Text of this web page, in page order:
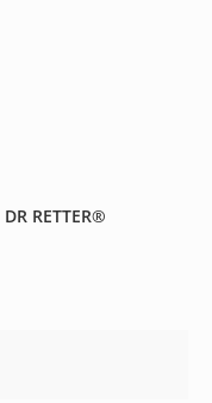
DR RETTER®